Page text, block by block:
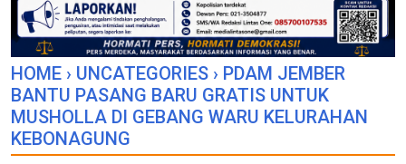
HOME › UNCATEGORIES › PDAM JEMBER
BANTU PASANG BARU GRATIS UNTUK
MUSHOLLA DI GEBANG WARU KELURAHAN
KEBONAGUNG